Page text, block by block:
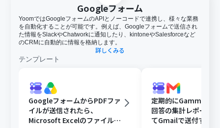
Googleフォーム
YoomではGoogleフォームのAPIとノーコードで連携し、様々な業務
を自動化することが可能です。例えば、Googleフォームで送信され
た情報をSlackやChatworkに通知したり、kintoneやSalesforceなど
のCRMに自動的に情報を格納します。
詳しくみる
テンプレート
GoogleフォームからPDFファ
イルが送信されたら、
Microsoft Excelのファイルに
定期的にGammaで
回答の集計レポート
てGmailで送付する